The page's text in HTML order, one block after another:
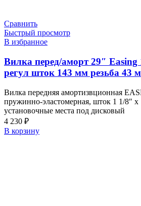
Сравнить
Быстрый просмотр
В избранное
Вилка перед/аморт 29″ Easing
регул шток 143 мм резьба 43
Вилка передняя амортизвционная
пружинно-эластомерная, шток 1 1/8″
установочные места под дисковый
4 230 ₽
В корзину